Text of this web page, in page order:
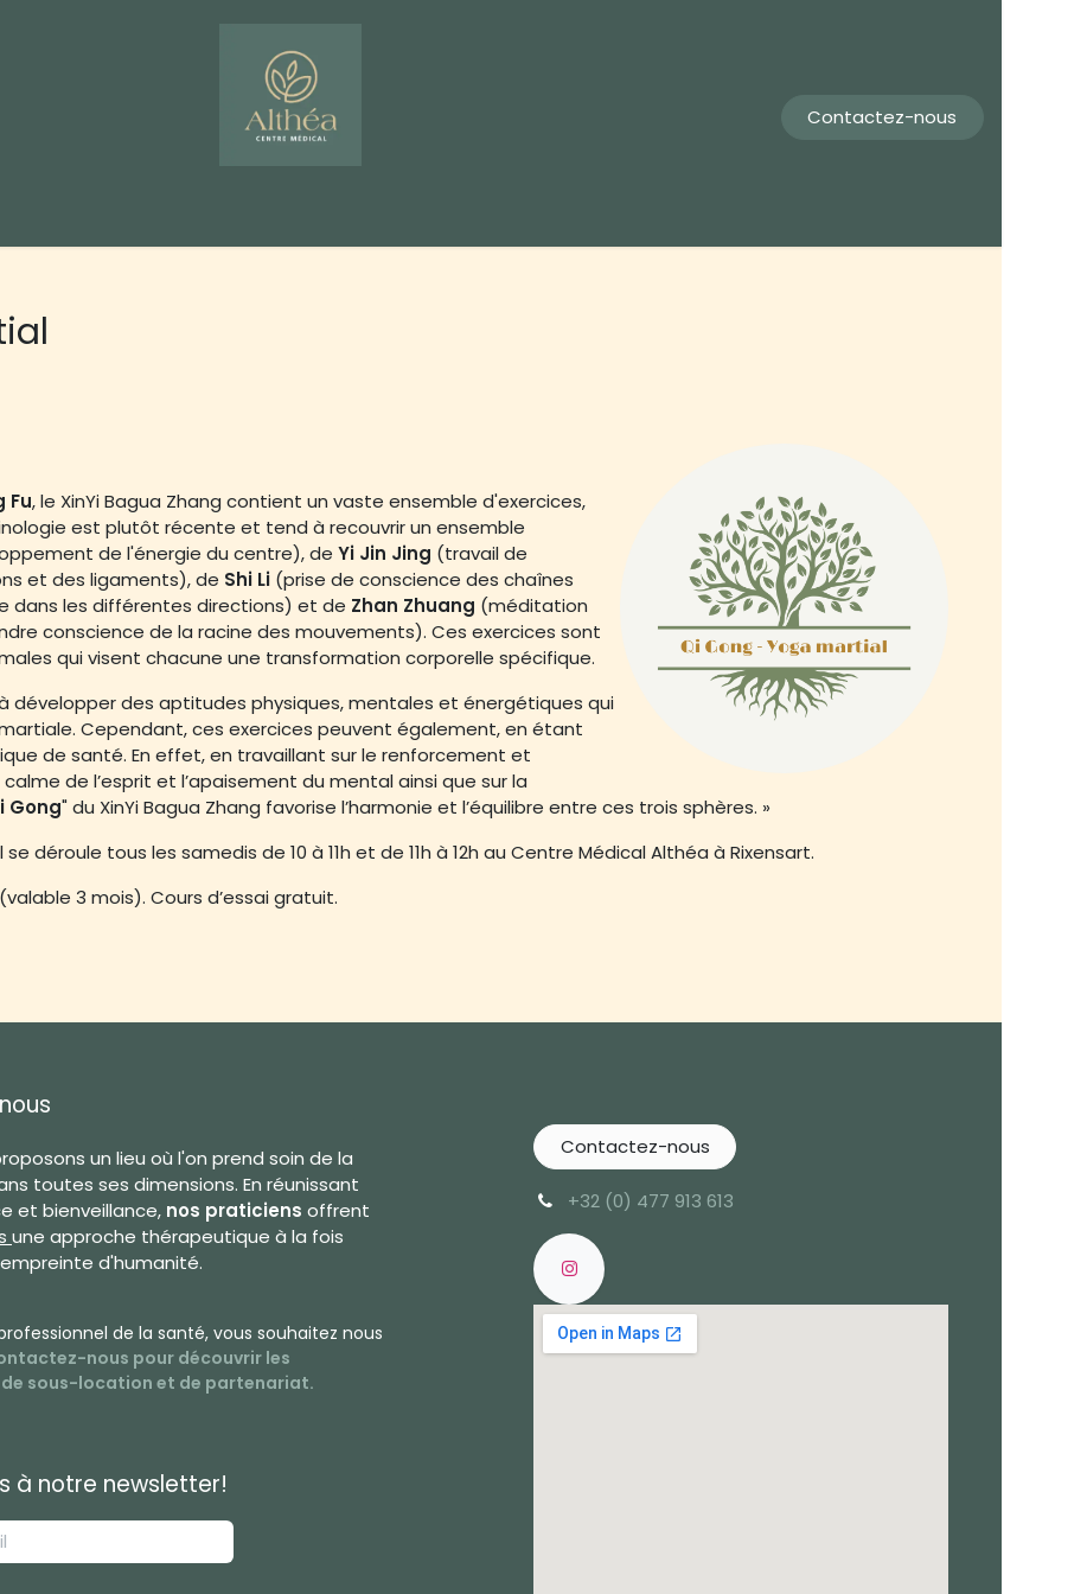
Contactez-nous
Fu, le XinYi Bagua Zhang contient un vaste ensemble d'exercices,
est plutôt récente et tend à recouvrir un ensemble
de l'énergie du centre), de Yi Jin Jing (travail de
et des ligaments), de Shi Li (prise de conscience des chaînes
dans les différentes directions) et de Zhan Zhuang (méditation
conscience de la racine des mouvements). Ces exercices sont
qui visent chacune une transformation corporelle spécifique.
développer des aptitudes physiques, mentales et énergétiques qui
Cependant, ces exercices peuvent également, en étant
de santé. En effet, en travaillant sur le renforcement et
de l’esprit et l’apaisement du mental ainsi que sur la
Gong" du XinYi Bagua Zhang favorise l’harmonie et l’équilibre entre ces trois sphères. »
déroule tous les samedis de 10 à 11h et de 11h à 12h au Centre Médical Althéa à Rixensart.
3 mois). Cours d’essai gratuit.
un lieu où l'on prend soin de la
toutes ses dimensions. En réunissant
et bienveillance, nos praticiens offrent
une approche thérapeutique à la fois
d'humanité.
de la santé, vous souhaitez nous
nous pour découvrir les
sous-location et de partenariat.
à notre newsletter!
Contactez-nous
+32 (0) 477 913 613